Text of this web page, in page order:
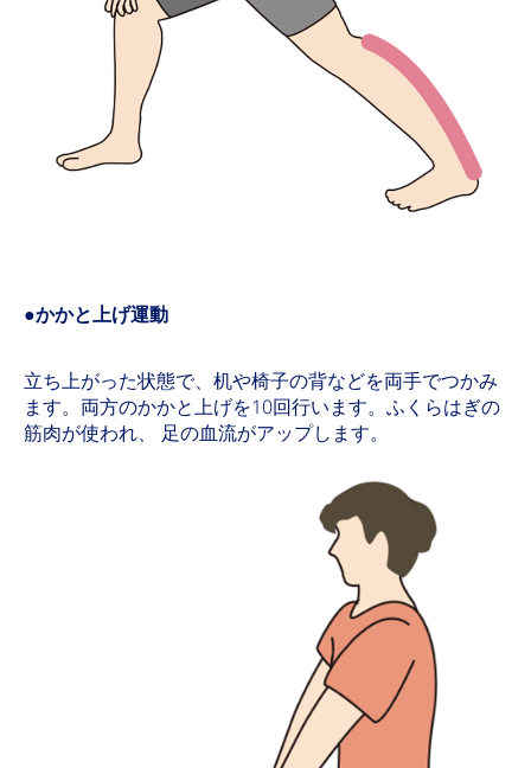
●かかと上げ運動
立ち上がった状態で、机や椅子の背などを両手でつかみ
ます。両方のかかと上げを10回行います。ふくらはぎの
筋肉が使われ、 足の血流がアップします。